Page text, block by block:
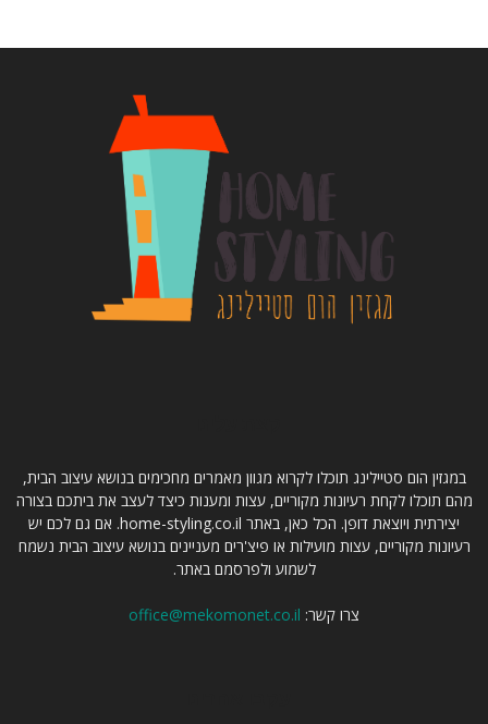
במגזין הום סטיילינג תוכלו לקרוא מגוון מאמרים מחכימים בנושא עיצוב הבית,
מהם תוכלו לקחת רעיונות מקוריים, עצות ומענות כיצד לעצב את ביתכם בצורה
יצירתית ויוצאת דופן. הכל כאן, באתר home-styling.co.il. אם גם לכם יש
רעיונות מקוריים, עצות מועילות או פיצ'רים מעניינים בנושא עיצוב הבית נשמח
לשמוע ולפרסמם באתר.
צרו קשר: office@mekomonet.co.il